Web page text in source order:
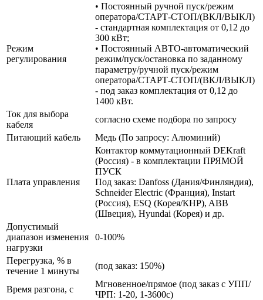
Режим
регулирования
• Постоянный ручной пуск/режим
оператора/СТАРТ-СТОП/(ВКЛ/ВЫКЛ)
- стандартная комплектация от 0,12 до
300 кВт;
• Постоянный АВТО-автоматический
режим/пуск/остановка по заданному
параметру/ручной пуск/режим
оператора/СТАРТ-СТОП/(ВКЛ/ВЫКЛ)
- под заказ комплектация от 0,12 до
1400 кВт.
Ток для выбора
кабеля
согласно схеме подбора по запросу
Питающий кабель
Медь (По запросу: Алюминий)
Плата управления
Контактор коммутационный DEKraft
(Россия) - в комплектации ПРЯМОЙ
ПУСК
Под заказ: Danfoss (Дания/Финляндия),
Schneider Electric (Франция), Instart
(Россия), ESQ (Корея/КНР), ABB
(Швеция), Hyundai (Корея) и др.
Допустимый
диапазон изменения
нагрузки
0-100%
Перегрузка, % в
течение 1 минуты
(под заказ: 150%)
Время разгона, с
Мгновенное/прямое (под заказ с УПП/
ЧРП: 1-20, 1-3600с)